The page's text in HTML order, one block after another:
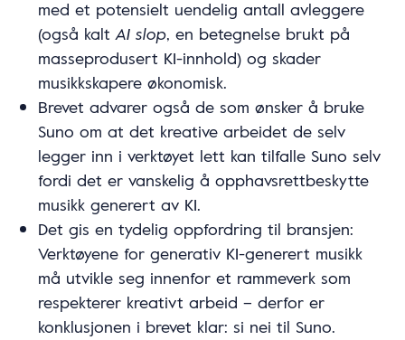
med et potensielt uendelig antall avleggere
(også kaltAI slop, en betegnelse brukt på
masseprodusert KI-innhold) og skader
musikkskapere økonomisk.
Brevet advarer også de som ønsker å bruke
Suno om at det kreative arbeidet de selv
legger inn i verktøyet lett kan tilfalle Suno selv
fordi det er vanskelig å opphavsrettbeskytte
musikk generert av KI.
Det gis en tydelig oppfordring til bransjen:
Verktøyene for generativ KI-generert musikk
må utvikle seg innenfor et rammeverk som
respekterer kreativt arbeid – derfor er
konklusjonen i brevet klar: si nei til Suno.